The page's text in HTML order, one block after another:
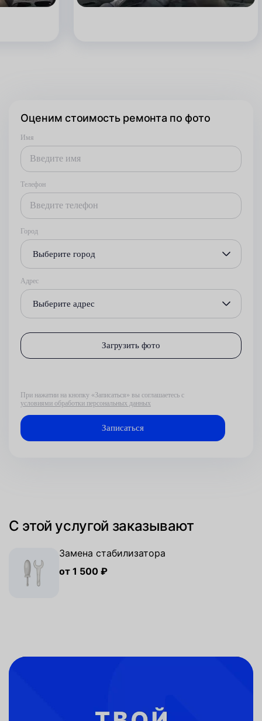
Оценим стоимость ремонта по фото
Имя
Телефон
Город
Выберите город
Адрес
Выберите адрес
Загрузить фото
При нажатии на кнопку «Записаться» вы соглашаетесь с
условиями обработки персональных данных
С этой услугой заказывают
Замена стабилизатора
от 1 500 ₽